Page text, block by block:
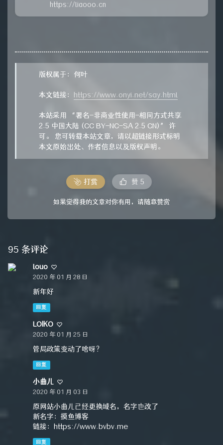
https://liaooo.cn
版权属于：何叶
本文链接： https://www.onyi.net/say.html
本站采用 “署名-非商业性使用-相同方式共享
2.5 中国大陆 (CC BY-NC-SA 2.5 CN)” 许
可。 您可转载本站文章，请以超链接形式标明
本文原始出处、作者信息以及版权声明。
打赏 赞 5
如果觉得我的文章对你有用，请随意赞赏
95 条评论
louo
2020 年 01 月 28 日
新年好
回复
LOIKO
2020 年 01 月 25 日
管局政策变动了啥呀？
回复
小曲儿
2020 年 01 月 03 日
原网站小曲儿已经更换域名，名字也改了
新名字：摸鱼博客
链接：https://www.bvbv.me
回复